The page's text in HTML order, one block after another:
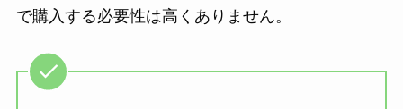
で購入する必要性は高くありません。